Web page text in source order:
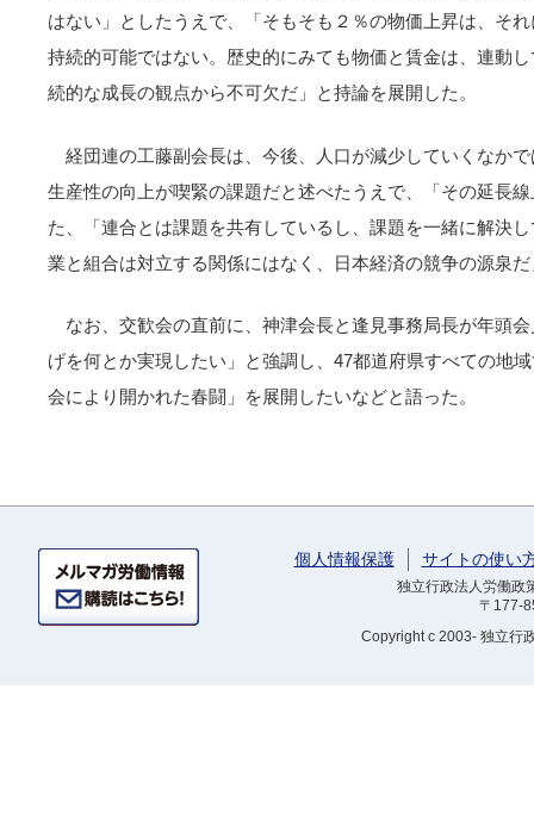
はない」としたうえで、「そもそも２％の物価上昇は、そ
持続的可能ではない。歴史的にみても物価と賃金は、連動
続的な成長の観点から不可欠だ」と持論を展開した。
経団連の工藤副会長は、今後、人口が減少していくなか
生産性の向上が喫緊の課題だと述べたうえで、「その延長
た、「連合とは課題を共有しているし、課題を一緒に解決
業と組合は対立する関係にはなく、日本経済の競争の源泉
なお、交歓会の直前に、神津会長と逢見事務局長が年頭
げを何とか実現したい」と強調し、47都道府県すべての地
会により開かれた春闘」を展開したいなどと語った。
個人情報保護 サイトの使い
独立行政法人労働
〒177-
Copyrightc 2003- 独立行